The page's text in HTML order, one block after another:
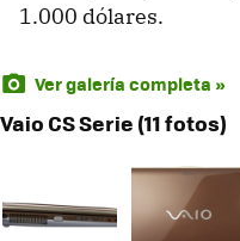
1.000 dólares.
Ver galería completa »
Vaio CS Serie (11 fotos)